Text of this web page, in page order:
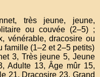
très jeune, jeune,
ou couvée (2–5) ;
vénérable, dracosire ou
famille (1–2 et 2–5 petits)
3, Très jeune 5, Jeune
Adulte 13, Âge mûr 15,
21, Dracosire 23, Grand